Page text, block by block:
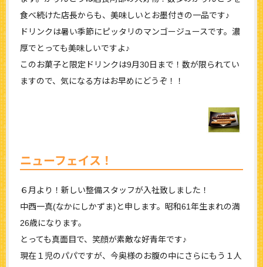
食べ続けた店長からも、美味しいとお墨付きの一品です♪
ドリンクは暑い季節にピッタリのマンゴージュースです。濃
厚でとっても美味しいですよ♪
このお菓子と限定ドリンクは9月30日まで！数が限られてい
ますので、気になる方はお早めにどうぞ！！
ニューフェイス！
６月より！新しい整備スタッフが入社致しました！
中西一真(なかにしかずま)と申します。昭和61年生まれの満
26歳になります。
とっても真面目で、笑顔が素敵な好青年です♪
現在１児のパパですが、今奥様のお腹の中にさらにもう１人